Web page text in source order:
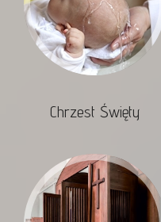
Chrzest Święty